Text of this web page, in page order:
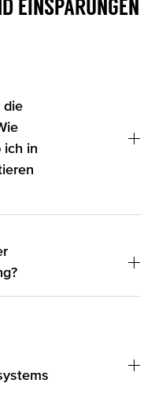
Einsparungen
die
ich in